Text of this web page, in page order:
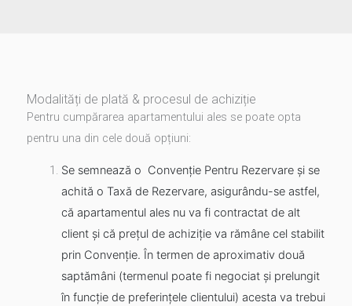
Modalități de plată & procesul de achiziție
Pentru cumpărarea apartamentului ales se poate opta
pentru una din cele două opțiuni:
Se semnează o Convenție Pentru Rezervare și se
achită o Taxă de Rezervare, asigurându-se astfel,
că apartamentul ales nu va fi contractat de alt
client și că prețul de achiziție va rămâne cel stabilit
prin Convenție. În termen de aproximativ două
saptămâni (termenul poate fi negociat și prelungit
în funcție de preferințele clientului) acesta va trebui